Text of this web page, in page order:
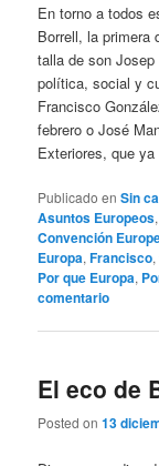
En torno a todos
Borrell, la primera
talla de son
política, social y
Francisco
febrero o José
Exteriores, que
Publicado en Sin
Asuntos Europeos,
Convención
Europa,Francisco,
Por que Europa,
comentario
El eco de
Posted on13